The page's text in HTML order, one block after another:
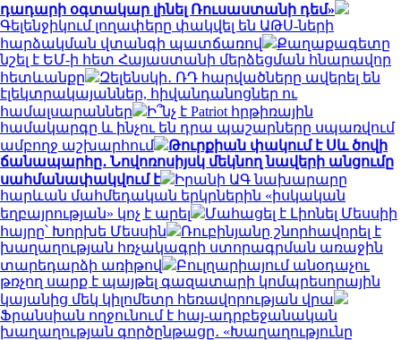
դադարի օգտակար լինել Ռուսաստանի դեմ»
Գելենջիկում լողափերը փակվել են ԱԹՍ-ների
հարձակման վտանգի պատճառով
Քաղաքագետը
նշել է ԵՄ-ի հետ Հայաստանի մերձեցման հնարավոր
հետևանքը
Զելենսկի․ ՌԴ հարվածները ավերել են
էլեկտրակայաններ, հիվանդանոցներ ու
համալսարաններ
Ի՞նչ է Patriot հրթիռային
համակարգը և ինչու են դրա պաշարները սպառվում
ամբողջ աշխարհում
Թուրքիան փակում է Սև ծովի
ճանապարհը․ Նովոռոսիյսկ մեկնող նավերի անցումը
սահմանափակվում է
Իրանի ԱԳ նախարարը
հարևան մահմեդական երկրներին «իսկական
եղբայրության» կոչ է արել
Մահացել է Լիոնել Մեսսիի
հայրը՝ Խորխե Մեսսին
Ռուբինյանը շնորհավորել է
խաղաղության հռչակագրի ստորագրման առաջին
տարեդարձի առիթով
Բուլղարիայում անօդաչու
թռչող սարք է պայթել գազատարի կոմպրեսորային
կայանից մեկ կիլոմետր հեռավորության վրա
Ֆրանսիան ողջունում է հայ-ադրբեջանական
խաղաղության գործընթացը․ «Խաղաղությունը